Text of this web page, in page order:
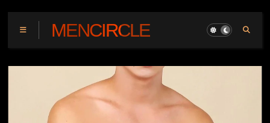
MENCIRCLE